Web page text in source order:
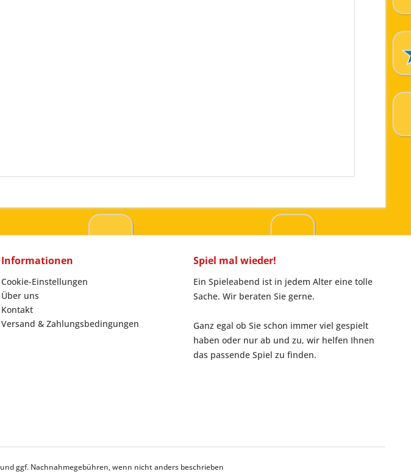
Informationen
Cookie-Einstellungen
Über uns
Kontakt
Versand & Zahlungsbedingungen
Spiel mal wieder!
Ein Spieleabend ist in jedem Alter eine tolle
Sache. Wir beraten Sie gerne.
Ganz egal ob Sie schon immer viel gespielt
haben oder nur ab und zu, wir helfen Ihnen
das passende Spiel zu finden.
und ggf. Nachnahmegebühren, wenn nicht anders beschrieben